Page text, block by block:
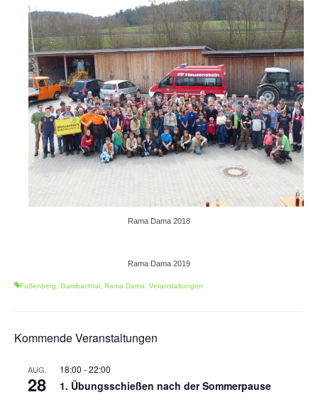
Rama Dama 2018
Rama Dama 2019
Fußenberg Gambachtal Rama Dama Veranstaltungen
Kommende Veranstaltungen
AUG.
28
18:00 -22:00
1. Übungsschießen nach der Sommerpause